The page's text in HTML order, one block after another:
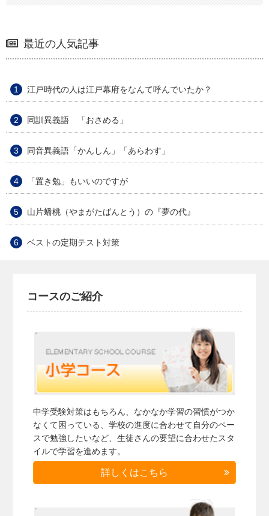
最近の人気記事
江戸時代の人は江戸幕府をなんて呼んでいたか？
同訓異義語 「おさめる」
同音異義語「かんしん」「あらわす」
「置き勉」もいいのですが
山片蟠桃（やまがたばんとう）の『夢の代』
ベストの定期テスト対策
コースのご紹介
中学受験対策はもちろん、なかなか学習の習慣がつか
なくて困っている、学校の進度に合わせて自分のペー
スで勉強したいなど、生徒さんの要望に合わせたスタ
イルで学習を進めます。
詳しくはこちら